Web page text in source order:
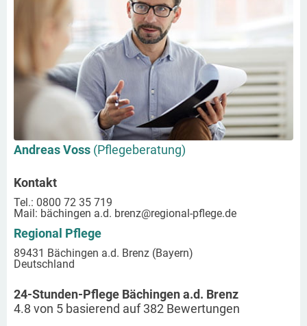
Andreas Voss (Pflegeberatung)
Kontakt
Tel.: 0800 72 35 719
Mail: bächingen a.d. brenz@regional-pflege.de
Regional Pflege
89431 Bächingen a.d. Brenz (Bayern)
Deutschland
24-Stunden-Pflege Bächingen a.d. Brenz
4.8 von 5 basierend auf382 Bewertungen